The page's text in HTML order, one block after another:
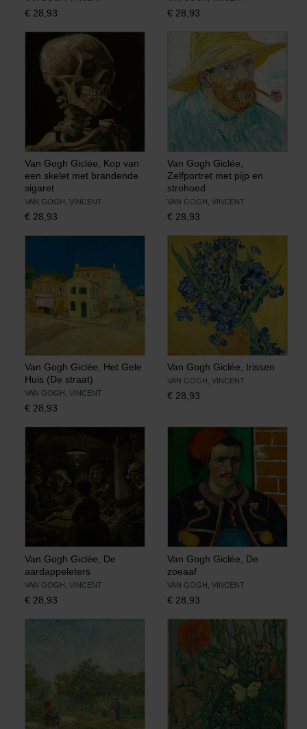
€ 28,93 € 28,93
Van Gogh Giclée, Kop van
een skelet met brandende
sigaret
VAN GOGH, VINCENT
€ 28,93
Van Gogh Giclée,
Zelfportret met pijp en
strohoed
VAN GOGH, VINCENT
€ 28,93
Van Gogh Giclée, Het Gele
Huis (De straat)
VAN GOGH, VINCENT
€ 28,93
Van Gogh Giclée, Irissen
VAN GOGH, VINCENT
€ 28,93
Van Gogh Giclée, De
aardappeleters
VAN GOGH, VINCENT
€ 28,93
Van Gogh Giclée, De
zoeaaf
VAN GOGH, VINCENT
€ 28,93